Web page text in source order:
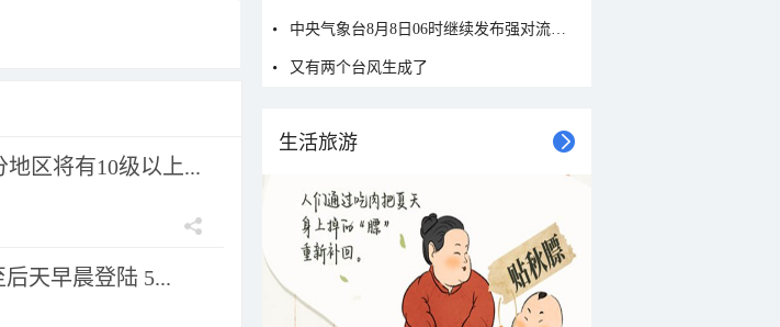
区将有10级以上...
天早晨登陆 5...
中央气象台8月8日06时继续发布强对流天气蓝色预警
又有两个台风生成了
生活旅游